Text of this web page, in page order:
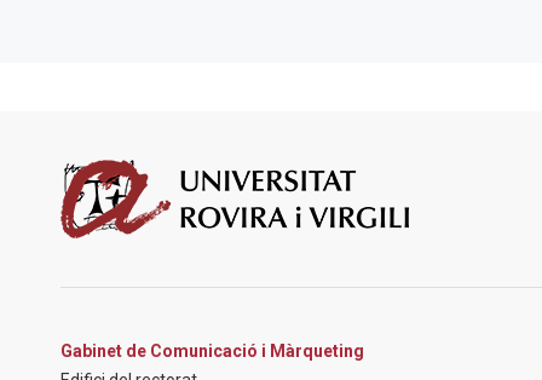
Gabinet de Comunicació i Màrqueting